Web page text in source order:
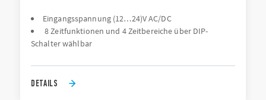
Eingangsspannung (12…24)V AC/DC
8 Zeitfunktionen und 4 Zeitbereiche über DIP-
Schalter wählbar
DETAILS